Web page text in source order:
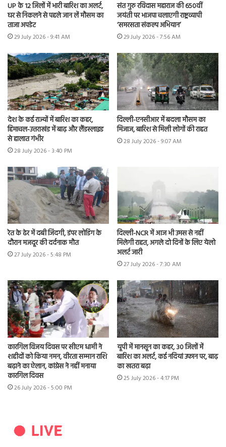
UP के 12 जिलों में भारी बारिश का अलर्ट,
घर से निकलने से पहले जान लें मौसम का
ताजा अपडेट
29 July 2026 - 9:41 AM
संत गुरु रविदास महाराज की 650वीं
जयंती पर भाजपा चलाएगी राष्ट्रव्यापी
‘समरसता संकल्प अभियान’
29 July 2026 - 7:56 AM
देश के कई राज्यों में बारिश का कहर,
हिमाचल-उत्तराखंड में बाढ़ और लैंडस्लाइड
से हालात गंभीर
28 July 2026 - 3:40 PM
दिल्ली-एनसीआर में बदला मौसम का
मिजाज, बारिश से मिली लोगों की राहत
28 July 2026 - 9:07 AM
रेत के ढेर में दबी जिंदगी, डंपर लोडिंग के
दौरान मजदूर की दर्दनाक मौत
27 July 2026 - 5:48 PM
दिल्ली-NCR में आज भी उमस से नहीं
मिलेगी राहत, अगले दो दिनों के लिए येलो
अलर्ट जारी
27 July 2026 - 7:30 AM
कारगिल विजय दिवस पर सीएम धामी ने
शहीदों को किया नमन, वीरता सम्मान राशि
बढ़ाने का ऐलान, कांग्रेस ने नहीं मनाया
कारगिल दिवस
26 July 2026 - 5:00 PM
यूपी में मानसून का कहर, 30 जिलों में
बारिश का अलर्ट, कई नदियां उफान पर, बाढ़
का खतरा बढ़ा
25 July 2026 - 4:17 PM